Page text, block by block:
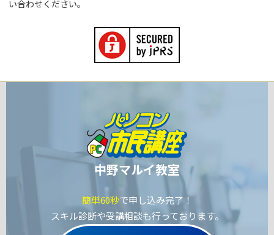
い合わせください。
中野マルイ教室
簡単60秒で申し込み完了！
スキル診断や受講相談も行っております。